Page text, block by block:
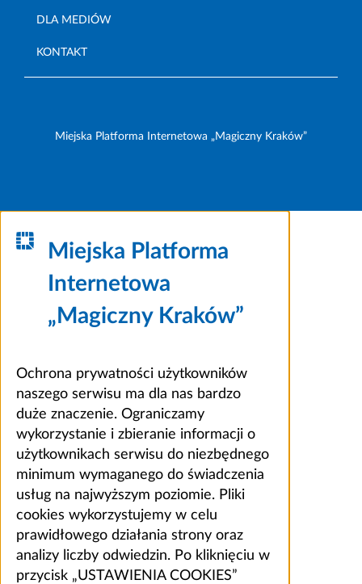
DLA MEDIÓW
KONTAKT
Miejska Platforma Internetowa „Magiczny Kraków”
Miejska Platforma
Internetowa
„Magiczny Kraków”
Ochrona prywatności użytkowników
naszego serwisu ma dla nas bardzo
duże znaczenie. Ograniczamy
wykorzystanie i zbieranie informacji o
użytkownikach serwisu do niezbędnego
minimum wymaganego do świadczenia
usług na najwyższym poziomie. Pliki
cookies wykorzystujemy w celu
prawidłowego działania strony oraz
analizy liczby odwiedzin. Po kliknięciu w
przycisk „USTAWIENIA COOKIES”